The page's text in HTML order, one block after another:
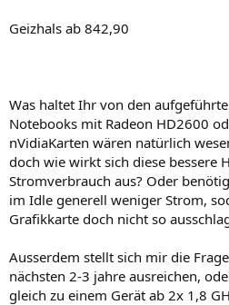
Geizhals ab 842,90
Was haltet Ihr von den
Notebooks mit Radeon HD2600
nVidiaKarten wären natürlich
doch wie wirkt sich diese bessere
Stromverbrauch aus? Oder
im Idle generell weniger Strom,
Grafikkarte doch nicht so
Ausserdem stellt sich mir die
nächsten 2-3 jahre ausreichen,
gleich zu einem Gerät ab 2x 1,8